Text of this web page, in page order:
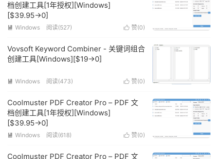
档创建工具[1年授权][Windows]
[$39.95→0]
 赞(0)
 Windows 阅读(527)
Vovsoft Keyword Combiner - 关键词组合
创建工具[Windows][$19→0]
 赞(0)
 Windows 阅读(473)
Coolmuster PDF Creator Pro – PDF 文
档创建工具[1年授权][Windows]
[$39.95→0]
 赞(0)
 Windows 阅读(618)
Coolmuster PDF Creator Pro – PDF 文